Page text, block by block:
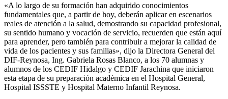
«A lo largo de su formación han adquirido conocimientos
fundamentales que, a partir de hoy, deberán aplicar en escenarios
reales de atención a la salud, demostrando su capacidad profesional,
su sentido humano y vocación de servicio, recuerden que están aquí
para aprender, pero también para contribuir a mejorar la calidad de
vida de los pacientes y sus familias», dijo la Directora General del
DIF-Reynosa, Ing. Gabriela Rosas Blanco, a los 70 alumnas y
alumnos de los CEDIF Hidalgo y CEDIF Jarachina que iniciaron
esta etapa de su preparación académica en el Hospital General,
Hospital ISSSTE y Hospital Materno Infantil Reynosa.